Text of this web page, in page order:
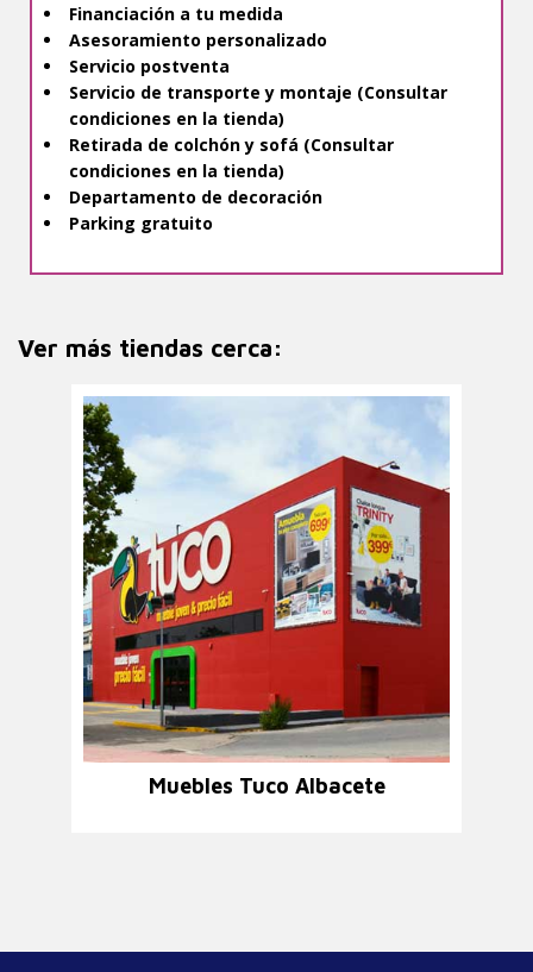
Financiación a tu medida
Asesoramiento personalizado
Servicio postventa
Servicio de transporte y montaje (Consultar
condiciones en la tienda)
Retirada de colchón y sofá (Consultar
condiciones en la tienda)
Departamento de decoración
Parking gratuito
Ver más tiendas cerca:
Muebles Tuco Albacete